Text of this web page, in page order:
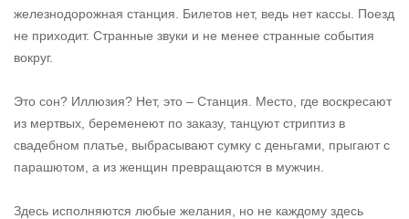
железнодорожная станция. Билетов нет, ведь нет кассы. Поезд
не приходит. Странные звуки и не менее странные события
вокруг.
Это сон? Иллюзия? Нет, это – Станция. Место, где воскресают
из мертвых, беременеют по заказу, танцуют стриптиз в
свадебном платье, выбрасывают сумку с деньгами, прыгают с
парашютом, а из женщин превращаются в мужчин.
Здесь исполняются любые желания, но не каждому здесь